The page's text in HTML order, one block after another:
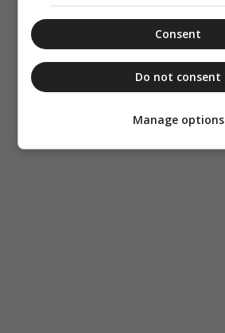
Consent
Do not consent
Manage options